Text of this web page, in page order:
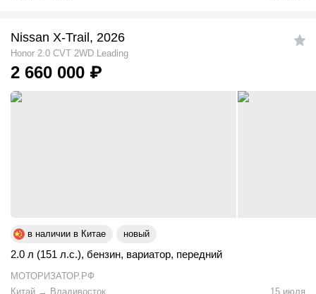
Nissan X-Trail, 2026
Honor 2.0 CVT 2WD Leading
2 660 000 ₽
в наличии в Китае новый
2.0 л (151 л.с.), бензин, вариатор, передний
МОТОРИЗАТОР.РФ
Китай → Владивосток 15 июля